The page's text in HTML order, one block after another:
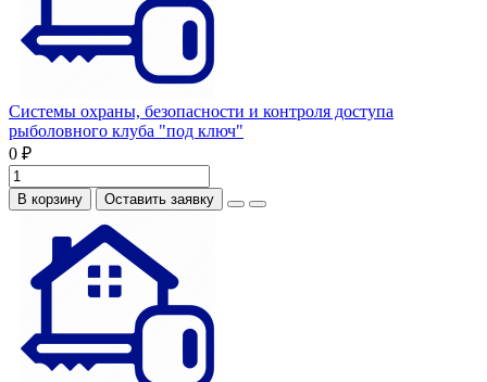
Системы охраны, безопасности и контроля доступа
рыболовного клуба "под ключ"
0 ₽
В корзину Оставить заявку